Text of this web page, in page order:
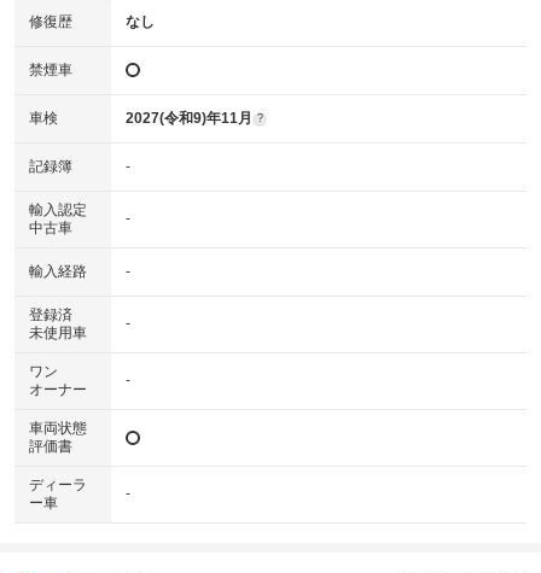
修復歴 なし
禁煙車
車検 2027(令和9)年11月 ?
記録簿 -
輸入認定
中古車
-
輸入経路 -
登録済
未使用車
-
ワン
オーナー
-
車両状態
評価書
ディーラ
ー車
-